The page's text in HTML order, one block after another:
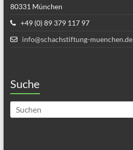
80331 München
+49 (0) 89 379 117 97
info@schachstiftung-muenchen.de
Suche